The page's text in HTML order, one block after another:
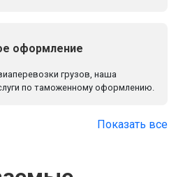
оформление
грузов, наша
по таможенному оформлению.
Показать все